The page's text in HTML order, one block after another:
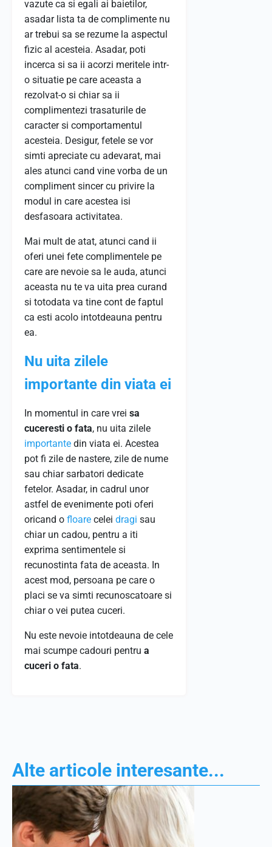
vazute ca si egali ai baietilor,
asadar lista ta de complimente nu
ar trebui sa se rezume la aspectul
fizic al acesteia. Asadar, poti
incerca si sa ii acorzi meritele intr-
o situatie pe care aceasta a
rezolvat-o si chiar sa ii
complimentezi trasaturile de
caracter si comportamentul
acesteia. Desigur, fetele se vor
simti apreciate cu adevarat, mai
ales atunci cand vine vorba de un
compliment sincer cu privire la
modul in care acestea isi
desfasoara activitatea.
Mai mult de atat, atunci cand ii
oferi unei fete complimentele pe
care are nevoie sa le auda, atunci
aceasta nu te va uita prea curand
si totodata va tine cont de faptul
ca esti acolo intotdeauna pentru
ea.
Nu uita zilele
importante din viata ei
In momentul in care vrei sa
cuceresti o fata, nu uita zilele
importante din viata ei. Acestea
pot fi zile de nastere, zile de nume
sau chiar sarbatori dedicate
fetelor. Asadar, in cadrul unor
astfel de evenimente poti oferi
oricand o floare celei dragi sau
chiar un cadou, pentru a iti
exprima sentimentele si
recunostinta fata de aceasta. In
acest mod, persoana pe care o
placi se va simti recunoscatoare si
chiar o vei putea cuceri.
Nu este nevoie intotdeauna de cele
mai scumpe cadouri pentru a
cuceri o fata.
Alte articole interesante...